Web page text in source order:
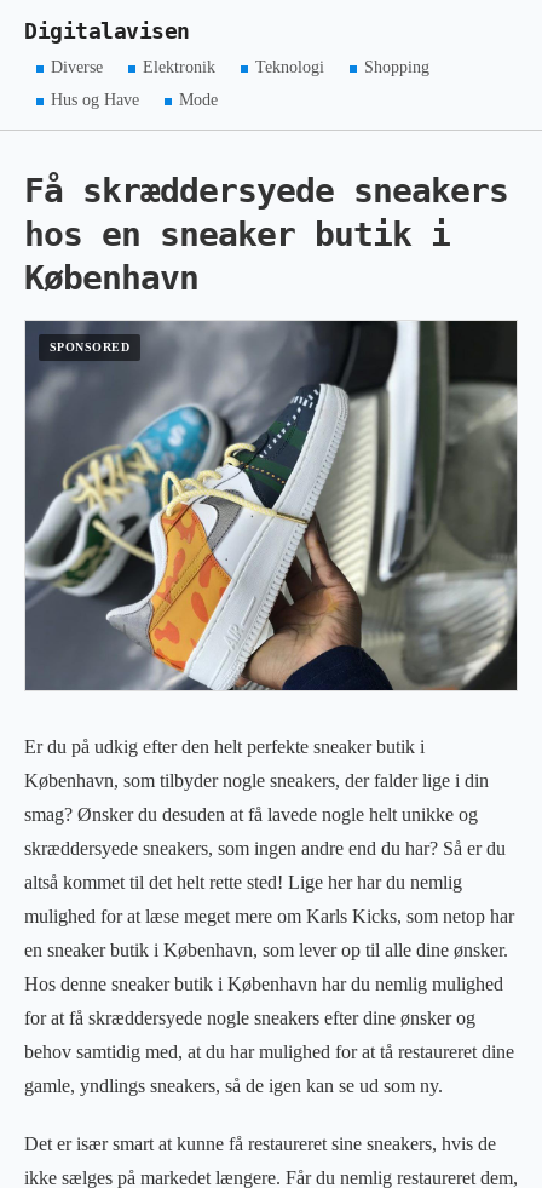
Digitalavisen
Diverse Elektronik Teknologi
Shopping
Hus og Have
Mode
Få skræddersyede sneakers
hos en sneaker butik i
København
Er du på udkig efter den helt perfekte sneaker butik i
København, som tilbyder nogle sneakers, der falder lige i din
smag? Ønsker du desuden at få lavede nogle helt unikke og
skræddersyede sneakers, som ingen andre end du har? Så er du
altså kommet til det helt rette sted! Lige her har du nemlig
mulighed for at læse meget mere om Karls Kicks, som netop har
en sneaker butik i København, som lever op til alle dine ønsker.
Hos denne sneaker butik i København har du nemlig mulighed
for at få skræddersyede nogle sneakers efter dine ønsker og
behov samtidig med, at du har mulighed for at tå restaureret dine
gamle, yndlings sneakers, så de igen kan se ud som ny.
Det er især smart at kunne få restaureret sine sneakers, hvis de
ikke sælges på markedet længere. Får du nemlig restaureret dem,